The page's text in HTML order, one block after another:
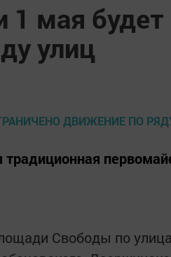
1 мая будет
улиц
традиционная
Свободы по